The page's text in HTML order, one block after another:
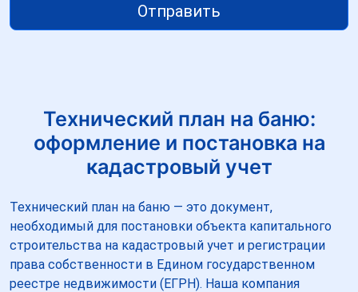
Отправить
Технический план на баню:
оформление и постановка на
кадастровый учет
Технический план на баню — это документ,
необходимый для постановки объекта капитального
строительства на кадастровый учет и регистрации
права собственности в Едином государственном
реестре недвижимости (ЕГРН). Наша компания